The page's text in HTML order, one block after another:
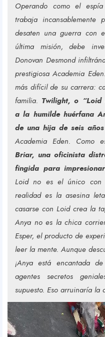
Operando como el
trabaja incansablemente
desaten una guerra con
última misión, debe
Donovan Desmond
prestigiosa Academia
más difícil de su carrera:
familia. Twilight, o “Loid
a la humilde huérfana
de una hija de seis años
Academia Eden. Como
Briar, una oficinista
fingida para
Loid no es el único con
realidad es la asesina
casarse con Loid crea la
Anya no es la chica
Esper, el producto de
leer la mente. Aunque
¡Anya está encantada
agentes secretos
supuesto. Eso arruinaría la